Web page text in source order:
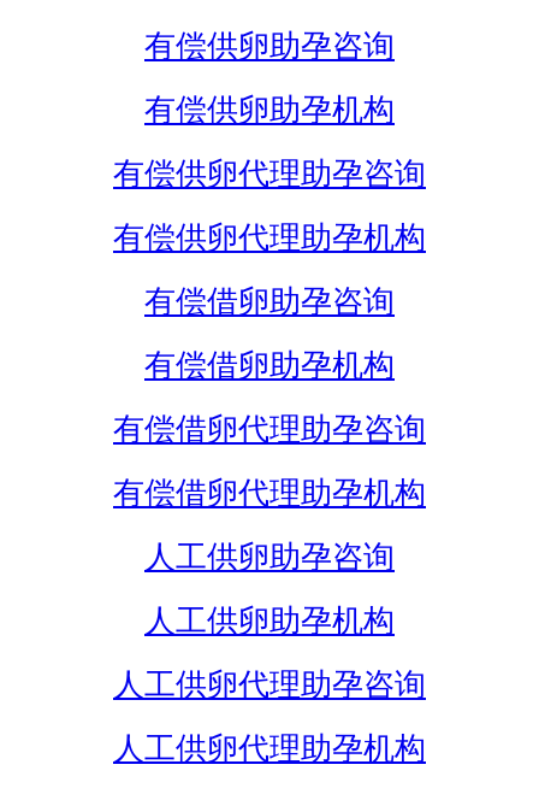
有偿供卵助孕咨询
有偿供卵助孕机构
有偿供卵代理助孕咨询
有偿供卵代理助孕机构
有偿借卵助孕咨询
有偿借卵助孕机构
有偿借卵代理助孕咨询
有偿借卵代理助孕机构
人工供卵助孕咨询
人工供卵助孕机构
人工供卵代理助孕咨询
人工供卵代理助孕机构